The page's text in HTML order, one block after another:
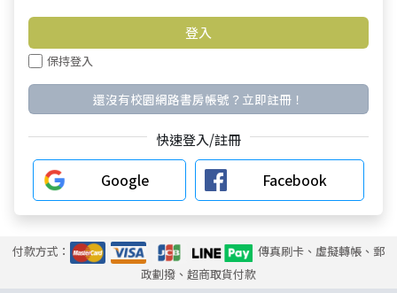
保持登入
還沒有校園網路書房帳號？立即註冊！
快速登入/註冊
Google Facebook
付款方式：
傳真刷卡、虛擬轉帳、郵
政劃撥、超商取貨付款